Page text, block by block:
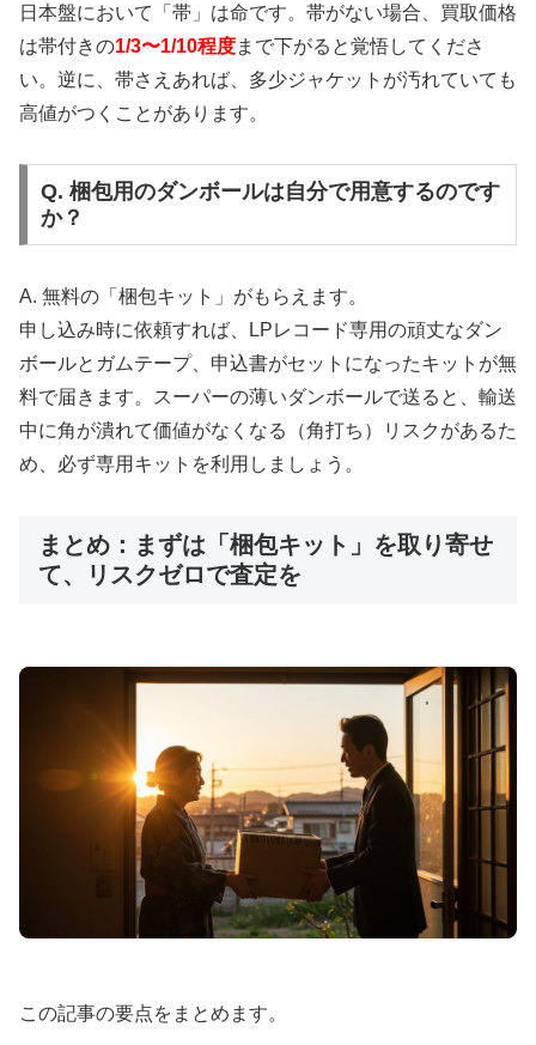
日本盤において「帯」は命です。帯がない場合、買取価格
は帯付きの1/3〜1/10程度まで下がると覚悟してくださ
い。逆に、帯さえあれば、多少ジャケットが汚れていても
高値がつくことがあります。
Q. 梱包用のダンボールは自分で用意するのです
か？
A. 無料の「梱包キット」がもらえます。
申し込み時に依頼すれば、LPレコード専用の頑丈なダン
ボールとガムテープ、申込書がセットになったキットが無
料で届きます。スーパーの薄いダンボールで送ると、輸送
中に角が潰れて価値がなくなる（角打ち）リスクがあるた
め、必ず専用キットを利用しましょう。
まとめ：まずは「梱包キット」を取り寄せ
て、リスクゼロで査定を
この記事の要点をまとめます。